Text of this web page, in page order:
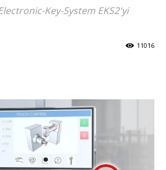
Key-System EKS2'yi
11016